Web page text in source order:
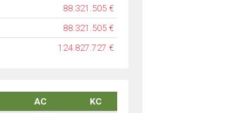
88.321.505 €
88.321.505 €
124.827.727 €
AC
KC